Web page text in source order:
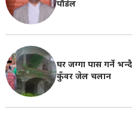
पौडेल
घर जग्गा पास गर्ने
कुँवर जेल चलान